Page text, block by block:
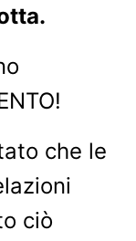
che le
ciò